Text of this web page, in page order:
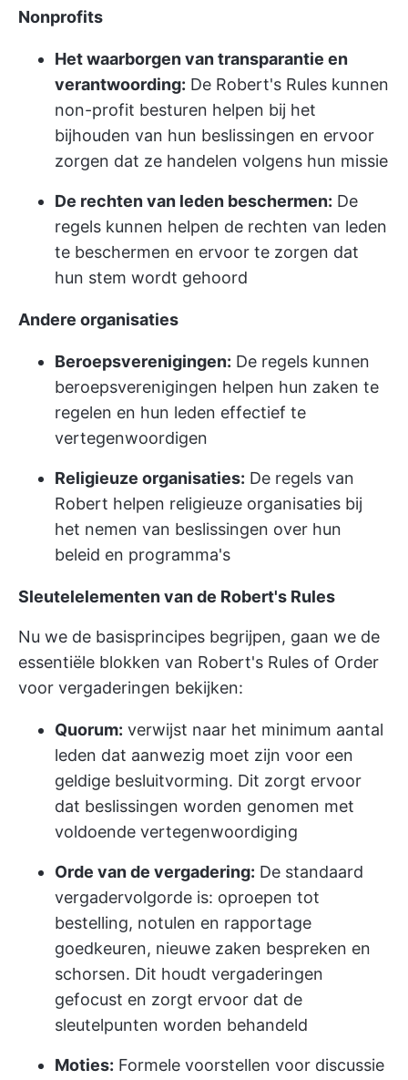
Nonprofits
Het waarborgen van transparantie en
verantwoording: De Robert's Rules kunnen
non-profit besturen helpen bij het
bijhouden van hun beslissingen en ervoor
zorgen dat ze handelen volgens hun missie
De rechten van leden beschermen: De
regels kunnen helpen de rechten van leden
te beschermen en ervoor te zorgen dat
hun stem wordt gehoord
Andere organisaties
Beroepsverenigingen: De regels kunnen
beroepsverenigingen helpen hun zaken te
regelen en hun leden effectief te
vertegenwoordigen
Religieuze organisaties: De regels van
Robert helpen religieuze organisaties bij
het nemen van beslissingen over hun
beleid en programma's
Sleutelelementen van de Robert's Rules
Nu we de basisprincipes begrijpen, gaan we de
essentiële blokken van Robert's Rules of Order
voor vergaderingen bekijken:
Quorum: verwijst naar het minimum aantal
leden dat aanwezig moet zijn voor een
geldige besluitvorming. Dit zorgt ervoor
dat beslissingen worden genomen met
voldoende vertegenwoordiging
Orde van de vergadering: De standaard
vergadervolgorde is: oproepen tot
bestelling, notulen en rapportage
goedkeuren, nieuwe zaken bespreken en
schorsen. Dit houdt vergaderingen
gefocust en zorgt ervoor dat de
sleutelpunten worden behandeld
Moties: Formele voorstellen voor discussie